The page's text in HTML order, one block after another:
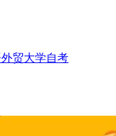
贸大学自考